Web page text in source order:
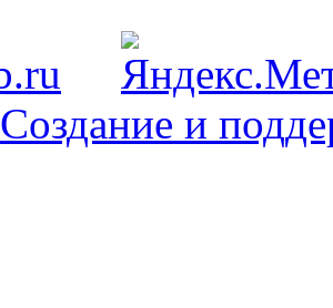
Создание и